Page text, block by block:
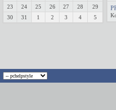
23
24 25 26 27 28
29
30
31 1 2 3 4 5